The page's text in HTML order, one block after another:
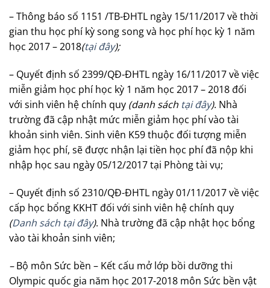
– Thông báo số 1151 /TB-ĐHTL ngày 15/11/2017 về thời
gian thu học phí kỳ song song và học phí học kỳ 1 năm
học 2017 – 2018(tại đây);
– Quyết định số 2399/QĐ-ĐHTL ngày 16/11/2017 về việc
miễn giảm học phí học kỳ 1 năm học 2017 – 2018 đối
với sinh viên hệ chính quy (danh sách tại đây). Nhà
trường đã cập nhật mức miễn giảm học phí vào tài
khoản sinh viên. Sinh viên K59 thuộc đối tượng miễn
giảm học phí, sẽ được nhận lại tiền học phí đã nộp khi
nhập học sau ngày 05/12/2017 tại Phòng tài vụ;
– Quyết định số 2310/QĐ-ĐHTL ngày 01/11/2017 về việc
cấp học bổng KKHT đối với sinh viên hệ chính quy
(Danh sách tại đây). Nhà trường đã cập nhật học bổng
vào tài khoản sinh viên;
–Bộ môn Sức bền – Kết cấu mở lớp bồi dưỡng thi
Olympic quốc gia năm học 2017-2018 môn Sức bền vật